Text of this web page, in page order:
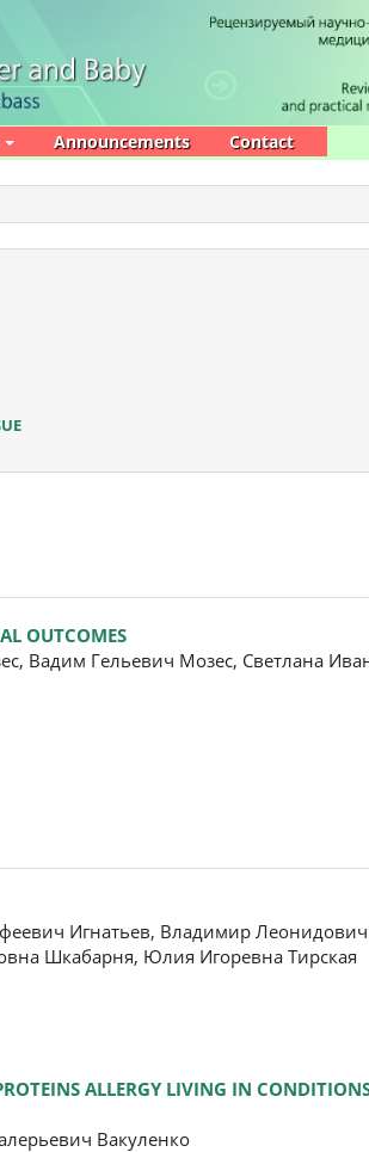
Announcements Contact
OUTCOMES
Гельевич Мозес, Светлана
Игнатьев, Владимир Леонидович
Шкабарня, Юлия Игоревна Тирская
ALLERGY LIVING IN
Вакуленко